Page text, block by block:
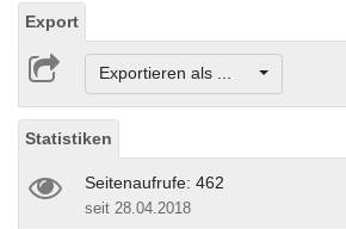
Export
Exportieren als ...
Statistiken
Seitenaufrufe: 462
seit 28.04.2018